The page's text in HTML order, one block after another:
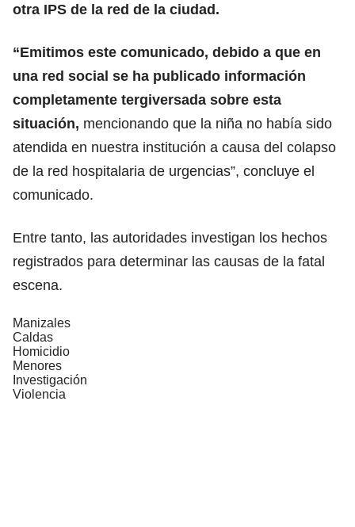
otra IPS de la red de la ciudad.
“Emitimos este comunicado, debido a que en
una red social se ha publicado información
completamente tergiversada sobre esta
situación, mencionando que la niña no había sido
atendida en nuestra institución a causa del colapso
de la red hospitalaria de urgencias”, concluye el
comunicado.
Entre tanto, las autoridades investigan los hechos
registrados para determinar las causas de la fatal
escena.
Manizales
Caldas
Homicidio
Menores
Investigación
Violencia